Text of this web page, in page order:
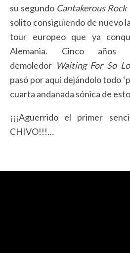
su segundo Cantakerous Rock
solito consiguiendo de nuevo
tour europeo que ya
Alemania. Cinco
demoledor Waiting For So
pasó por aquí dejándolo todo
cuarta andanada sónica de
¡¡¡Aguerrido el primer
CHIVO!!!…